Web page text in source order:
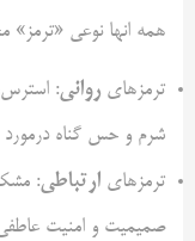
همه انها نوعی
ترمزهای روانی:
شرم و حس گناه
ترمزهای ارتباطی:
صمیمیت و امنیت